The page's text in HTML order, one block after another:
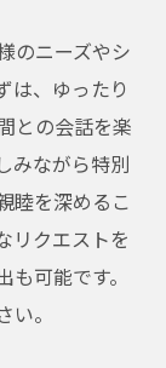
のニーズやシ
は、ゆったり
との会話を楽
みながら特別
睦を深めるこ
リクエストを
可能です。
。